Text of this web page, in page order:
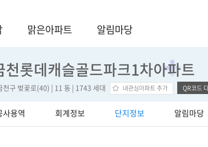
맑은아파트 알림마당
천롯데캐슬골드파크1차아파트
천구 벚꽃로(40) | 11 동 | 1743 세대 내관심아파트 추가 QR코드
사용역 회계정보 단지정보 알림마당